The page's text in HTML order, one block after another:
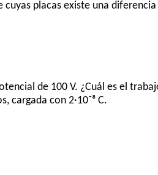
cuyas placas existe una
de 100 V. ¿Cuál es el
cargada con 2·10⁻⁸ C.